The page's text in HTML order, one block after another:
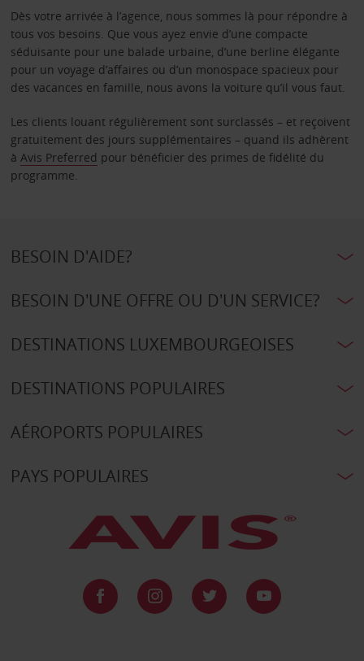
Dès votre arrivée à l’agence, nous sommes là pour répondre à
tous vos besoins. Que vous ayez envie d’une compacte
séduisante pour une balade urbaine, d’une berline élégante
pour un voyage d’affaires ou d’un monospace spacieux pour
des vacances en famille, nous avons la voiture qu’il vous faut.
Les clients louant régulièrement sont surclassés – et reçoivent
gratuitement des jours supplémentaires – quand ils adhèrent
à Avis Preferred pour bénéficier des primes de fidélité du
programme.
BESOIN D'AIDE?
BESOIN D'UNE OFFRE OU D'UN SERVICE?
DESTINATIONS LUXEMBOURGEOISES
DESTINATIONS POPULAIRES
AÉROPORTS POPULAIRES
PAYS POPULAIRES